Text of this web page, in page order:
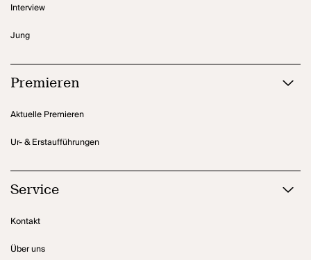
Interview
Jung
Premieren
Aktuelle Premieren
Ur- & Erstaufführungen
Service
Kontakt
Über uns